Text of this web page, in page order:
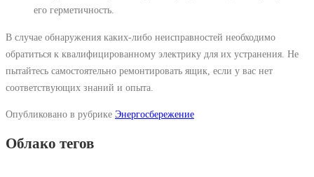
его герметичность.
В случае обнаружения каких-либо неисправностей необходимо
обратиться к квалифицированному электрику для их устранения. Не
пытайтесь самостоятельно ремонтировать ящик, если у вас нет
соответствующих знаний и опыта.
Опубликовано в рубрике Энергосбережение
Облако тегов